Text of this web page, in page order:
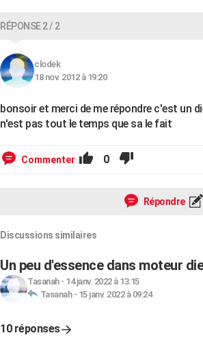
RÉPONSE 2 / 2
clodek
18 nov. 2012 à 19:20
bonsoir et merci de me répondre c'est un
n'est pas tout le temps que sa le fait
Commenter 0
Répondre
Discussions similaires
Un peu d'essence dans moteur
Tasanah- 14 janv. 2022 à 13:15
Tasanah- 15 janv. 2022 à 09:24
10 réponses